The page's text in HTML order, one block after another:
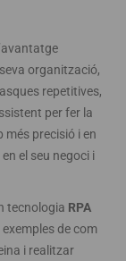
organització,
repetitives,
per fer la
precisió i en
el seu negoci i
tecnologia RPA
de com
i realitzar